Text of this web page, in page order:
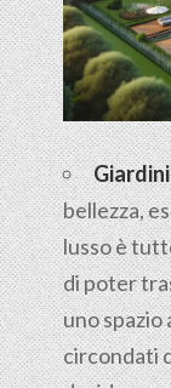
bellezza,
lusso è
di poter
uno
circondati